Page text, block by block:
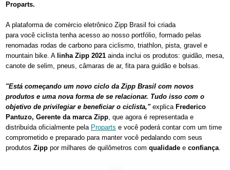
Proparts.
A plataforma de comércio eletrônico Zipp Brasil foi criada
para você ciclista tenha acesso ao nosso portfólio, formado pelas
renomadas rodas de carbono para ciclismo, triathlon, pista, gravel e
mountain bike. A linha Zipp 2021 ainda inclui os produtos: guidão, mesa,
canote de selim, pneus, câmaras de ar, fita para guidão e bolsas.
"Está começando um novo ciclo da Zipp Brasil com novos
produtos e uma nova forma de se relacionar. Tudo isso com o
objetivo de privilegiar e beneficiar o ciclista,"explica Frederico
Pantuzo, Gerente da marca Zipp, que agora é representada e
distribuída oficialmente pela Proparts e você poderá contar com um time
comprometido e preparado para manter você pedalando com seus
produtos Zipp por milhares de quilômetros com qualidade e confiança.